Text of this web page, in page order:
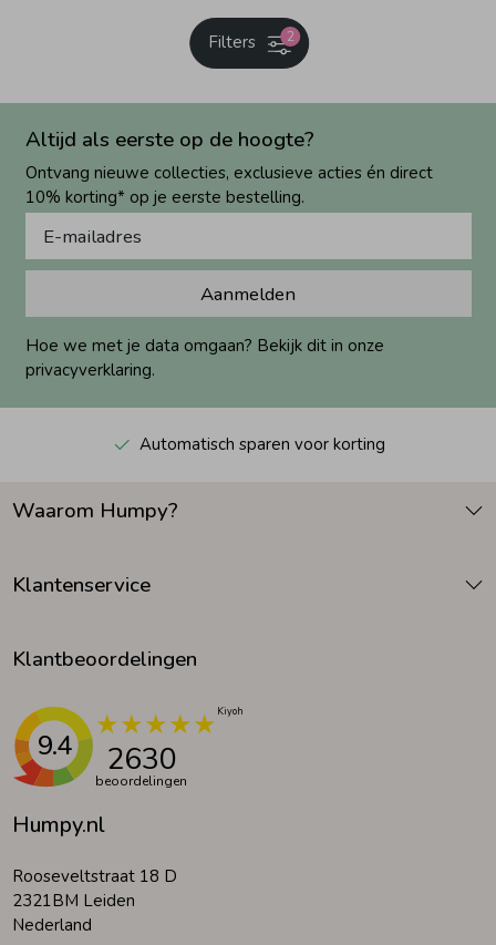
2
Filters
Altijd als eerste op de hoogte?
Ontvang nieuwe collecties, exclusieve acties én direct
10% korting* op je eerste bestelling.
Aanmelden
Hoe we met je data omgaan? Bekijk dit in onze
privacyverklaring.
Automatisch sparen voor korting
Humpy.nl
Rooseveltstraat 18 D
2321BM Leiden
Nederland
Waarom Humpy?
Klantenservice
Klantbeoordelingen
9.4 2630
beoordelingen